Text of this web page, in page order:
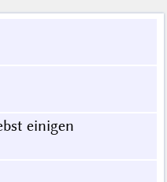
einigen